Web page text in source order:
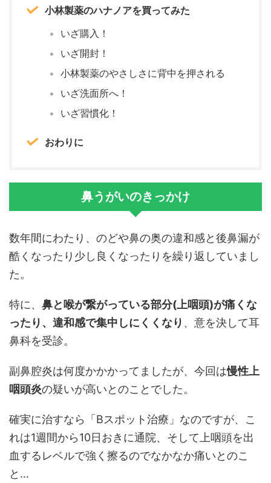
小林製薬のハナノアを買ってみた
いざ購入！
いざ開封！
小林製薬のやさしさに背中を押される
いざ洗面所へ！
いざ習慣化！
おわりに
鼻うがいのきっかけ
数年間にわたり、のどや鼻の奥の違和感と後鼻漏が
酷くなったり少し良くなったりを繰り返していまし
た。
特に、 鼻と喉が繋がっている部分(上咽頭)が痛くな
ったり、違和感で集中しにくくなり 、意を決して耳
鼻科を受診。
副鼻腔炎は何度かかかってましたが、今回は慢性上
咽頭炎の疑いが高いとのことでした。
確実に治すなら「Bスポット治療」なのですが、こ
れは1週間から10日おきに通院、そして上咽頭を出
血するレベルで強く擦るのでなかなか痛いとのこ
と…